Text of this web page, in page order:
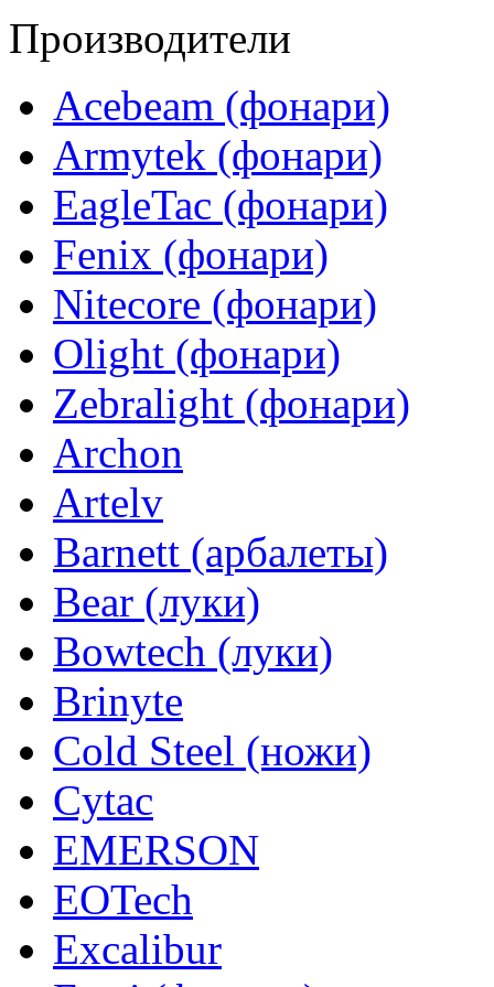
Производители
Acebeam (фонари)
Armytek (фонари)
EagleTac (фонари)
Fenix (фонари)
Nitecore (фонари)
Olight (фонари)
Zebralight (фонари)
Archon
Artelv
Barnett (арбалеты)
Bear (луки)
Bowtech (луки)
Brinyte
Cold Steel (ножи)
Cytac
EMERSON
EOTech
Excalibur